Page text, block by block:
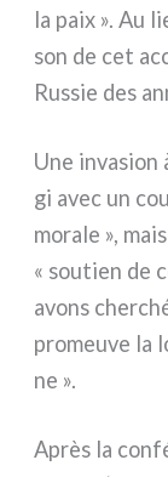
la paix ». Au
son de cet
Russie des
Une
gi avec un
mora­le »,
« sou­tien de
avons
pro­meu­ve la
ne ».
Après la